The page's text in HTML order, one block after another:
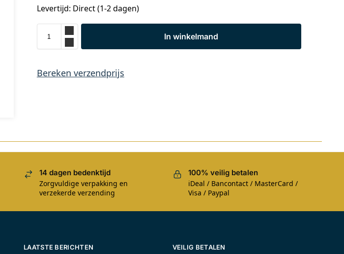
Levertijd: Direct (1-2 dagen)
In winkelmand
Bereken verzendprijs
14 dagen bedenktijd
Zorgvuldige verpakking en
verzekerde verzending
100% veilig betalen
iDeal / Bancontact / MasterCard /
Visa / Paypal
LAATSTE BERICHTEN VEILIG BETALEN